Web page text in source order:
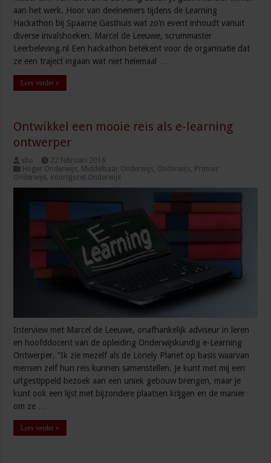
aan het werk. Hoor van deelnemers tijdens de Learning
Hackathon bij Spaarne Gasthuis wat zo’n event inhoudt vanuit
diverse invalshoeken. Marcel de Leeuwe, scrummaster
Leerbeleving.nl Een hackathon betekent voor de organisatie dat
ze een traject ingaan wat niet helemaal …
Lees verder »
Ontwikkel een mooie reis als e-learning
ontwerper
sbo
22 februari 2016
Hoger Onderwijs, Middelbaar Onderwijs, Onderwijs, Primair
Onderwijs,Voortgezet Onderwijs
Interview met Marcel de Leeuwe, onafhankelijk adviseur in leren
en hoofddocent van de opleiding Onderwijskundig e-Learning
Ontwerper. “Ik zie mezelf als de Lonely Planet op basis waarvan
mensen zelf hun reis kunnen samenstellen. Je kunt met mij een
uitgestippeld bezoek aan een uniek gebouw brengen, maar je
kunt ook een lijst met bijzondere plaatsen krijgen en de manier
om ze …
Lees verder »